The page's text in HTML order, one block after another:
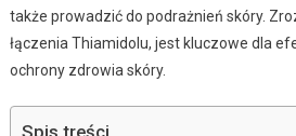
także prowadzić do podrażnień skóry.
łączenia Thiamidolu, jest kluczowe dla
ochrony zdrowia skóry.